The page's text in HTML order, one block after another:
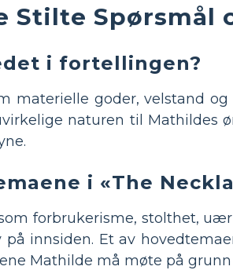
Stilte Spørsmål
i fortellingen?
materielle goder, velstand
naturen til Mathildes
i «The
forbrukerisme, stolthet,
innsiden. Et av
Mathilde må møte på